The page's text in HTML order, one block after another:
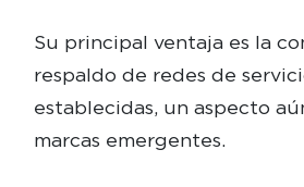
Su principal ventaja es la
respaldo de redes de
establecidas, un aspecto
marcas emergentes.